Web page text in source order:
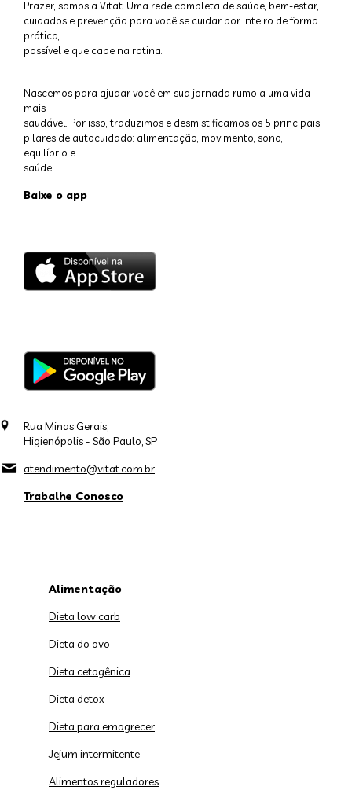
Prazer, somos a Vitat. Uma rede completa de saúde, bem-estar,
cuidados e prevenção para você se cuidar por inteiro de forma
prática,
possível e que cabe na rotina.
Nascemos para ajudar você em sua jornada rumo a uma vida
mais
saudável. Por isso, traduzimos e desmistificamos os 5 principais
pilares de autocuidado: alimentação, movimento, sono,
equilíbrio e
saúde.
Baixe o app
Rua Minas Gerais,
Higienópolis - São Paulo, SP
atendimento@vitat.com.br
Trabalhe Conosco
Alimentação
Dieta low carb
Dieta do ovo
Dieta cetogênica
Dieta detox
Dieta para emagrecer
Jejum intermitente
Alimentos reguladores